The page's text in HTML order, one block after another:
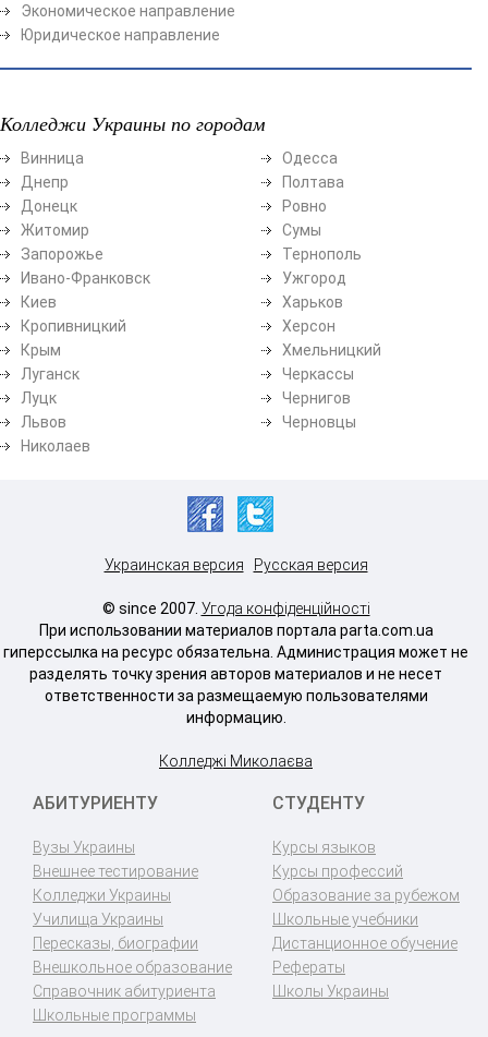
Экономическое направление
Юридическое направление
Колледжи Украины по городам
Винница
Днепр
Донецк
Житомир
Запорожье
Ивано-Франковск
Киев
Кропивницкий
Крым
Луганск
Луцк
Львов
Николаев
Одесса
Полтава
Ровно
Сумы
Тернополь
Ужгород
Харьков
Херсон
Хмельницкий
Черкассы
Чернигов
Черновцы
Украинская версия Русская версия
© since 2007. Угода конфіденційності
При использовании материалов портала parta.com.ua
гиперссылка на ресурс обязательна. Администрация может не
разделять точку зрения авторов материалов и не несет
ответственности за размещаемую пользователями
информацию.
Колледжі Миколаєва
АБИТУРИЕНТУ
Вузы Украины
Внешнее тестирование
Колледжи Украины
Училища Украины
Пересказы, биографии
Внешкольное образование
Справочник абитуриента
Школьные программы
СТУДЕНТУ
Курсы языков
Курсы профессий
Образование за рубежом
Школьные учебники
Дистанционное обучение
Рефераты
Школы Украины